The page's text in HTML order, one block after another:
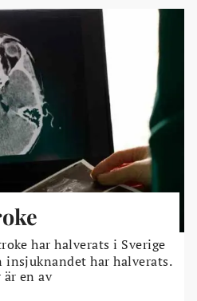
har halverats i Sverige
insjuknandet har halverats.
är en av